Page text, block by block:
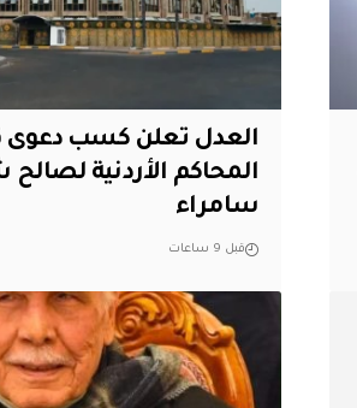
العدل تعلن كسب دعوى
المحاكم الأردنية لصالح
سامراء
قبل 9 ساعات